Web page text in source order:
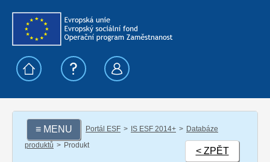
≡ MENU Portál ESF IS ESF 2014+
Databáze
produktů
Produkt
< ZPĚT